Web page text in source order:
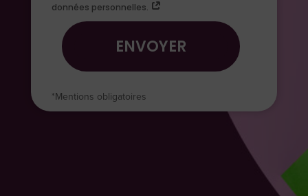
données personnelles.
ENVOYER
*Mentions obligatoires